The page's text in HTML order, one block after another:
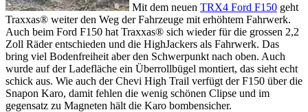
Mit dem neuen TRX4 Ford F150 geht
Traxxas® weiter den Weg der Fahrzeuge mit erhöhtem Fahrwerk.
Auch beim Ford F150 hat Traxxas® sich wieder für die grossen 2,2
Zoll Räder entschieden und die HighJackers als Fahrwerk. Das
bring viel Bodenfreiheit aber den Schwerpunkt nach oben. Auch
wurde auf der Ladefläche ein Überrollbügel montiert, das sieht echt
schick aus. Wie auch der Chevi High Trail verfügt der F150 über die
Snapon Karo, damit fehlen die wenig schönen Clipse und im
gegensatz zu Magneten hält die Karo bombensicher.